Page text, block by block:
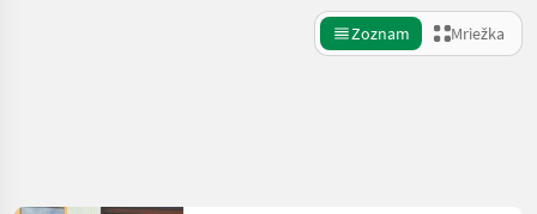
Zoznam Mriežka